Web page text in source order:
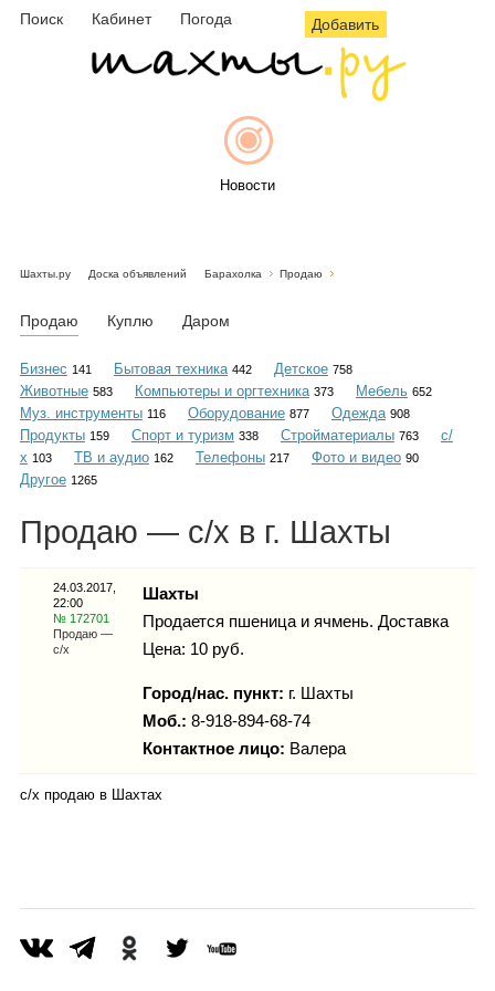
Поиск Кабинет Погода Добавить
Новости
Объявления
Гороскоп
Шахты.ру Доска объявлений Барахолка Продаю
Продаю Куплю Даром
Бизнес 141 Бытовая техника 442 Детское 758
Животные 583 Компьютеры и оргтехника 373 Мебель 652
Муз. инструменты 116 Оборудование 877 Одежда 908
Продукты 159 Спорт и туризм 338 Стройматериалы 763
с/
х 103 ТВ и аудио 162 Телефоны 217 Фото и видео 90
Другое 1265
Продаю — с/х в г. Шахты
24.03.2017,
22:00
№ 172701
Продаю —
с/х
Шахты
Продается пшеница и ячмень. Доставка
Цена: 10 руб.
Город/нас. пункт: г. Шахты
Моб.: 8-918-894-68-74
Контактное лицо: Валера
с/х продаю в Шахтах